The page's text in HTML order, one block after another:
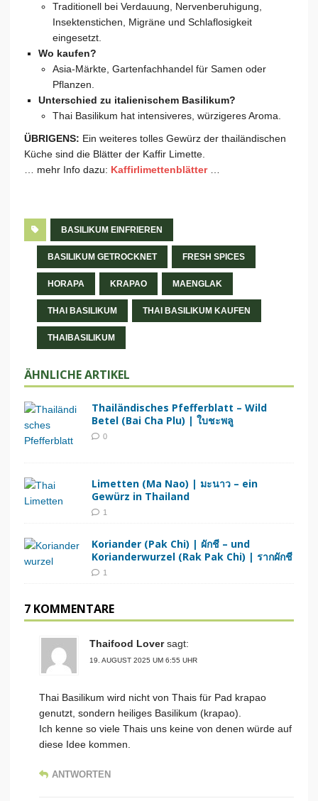
Traditionell bei Verdauung, Nervenberuhigung,
Insektenstichen, Migräne und Schlaflosigkeit
eingesetzt.
Wo kaufen?
Asia-Märkte, Gartenfachhandel für Samen oder
Pflanzen.
Unterschied zu italienischem Basilikum?
Thai Basilikum hat intensiveres, würzigeres Aroma.
ÜBRIGENS: Ein weiteres tolles Gewürz der thailändischen
Küche sind die Blätter der Kaffir Limette.
… mehr Info dazu: Kaffirlimettenblätter…
BASILIKUM EINFRIEREN
BASILIKUM GETROCKNET FRESH SPICES
HORAPA KRAPAO MAENGLAK
THAI BASILIKUM THAI BASILIKUM KAUFEN
THAIBASILIKUM
ÄHNLICHE ARTIKEL
Thailändisches Pfefferblatt – Wild
Betel (Bai Cha Plu) | ใบชะพลู
0
Limetten (Ma Nao) | มะนาว – ein
Gewürz in Thailand
1
Koriander (Pak Chi) | ผักชี – und
Korianderwurzel (Rak Pak Chi) | รากผักชี
1
7 KOMMENTARE
Thaifood Lover sagt:
19. AUGUST 2025 UM 6:55 UHR
Thai Basilikum wird nicht von Thais für Pad krapao
genutzt, sondern heiliges Basilikum (krapao).
Ich kenne so viele Thais uns keine von denen würde auf
diese Idee kommen.
ANTWORTEN